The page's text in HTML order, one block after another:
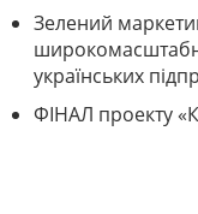
Зелений
українських
ФІНАЛ проекту